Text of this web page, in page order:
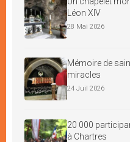
Léon XIV
28 Mai 2026
Mémoire de
miracles
24 Juil 2026
20 000
à Chartres